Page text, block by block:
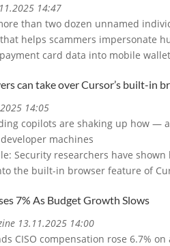
14:47
than two dozen unnamed
helps scammers impersonate
card data into mobile
can take over Cursor’s built-in
14:05
copilots are shaking up how —
machines
Security researchers have
the built-in browser feature of
7% As Budget Growth Slows
13.11.2025 14:00
CISO compensation rose 6.7%